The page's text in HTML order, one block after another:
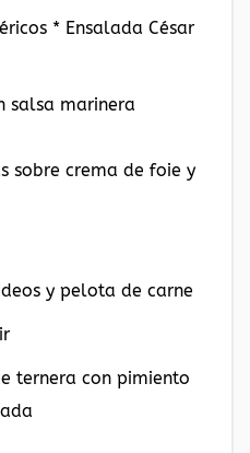
* Ensalada César
salsa marinera
sobre crema de foie y
y pelota de carne
ternera con pimiento